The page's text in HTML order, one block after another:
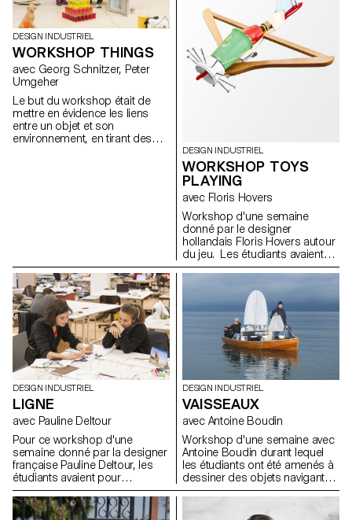
DESIGN INDUSTRIEL
WORKSHOP THINGS
avec Georg Schnitzer, Peter
Umgeher
Le but du workshop était de
mettre en évidence les liens
entre un objet et son
environnement, en tirant des
DESIGN INDUSTRIEL
WORKSHOP TOYS
PLAYING
avec Floris Hovers
Workshop d'une semaine
donné par le designer
hollandais Floris Hovers autour
du jeu. Les étudiants avaient
pour point de départ le jouet
les avoir analysés et observés,
ils ont imaginé toutes sortes de
jeux et jouets avec pour seule
consigne, Have fun!
DESIGN INDUSTRIEL
LIGNE
avec Pauline Deltour
Pour ce workshop d'une
semaine donné par la designer
française Pauline Deltour, les
étudiants avaient pour
consigne d'utiliser la ligne
comme point de départ pour
mettre en forme et en volume
DESIGN INDUSTRIEL
VAISSEAUX
avec Antoine Boudin
Workshop d'une semaine avec
Antoine Boudin durant lequel
les étudiants ont été amenés à
dessiner des objets navigants
avec une propulsion à voile.
hybrides entre le jouet et la